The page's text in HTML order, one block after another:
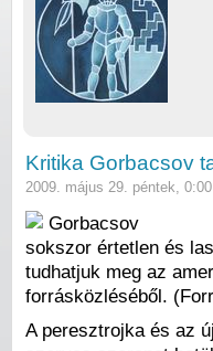
Kritika Gorbacsov
2009. május 29. péntek, 0:00
Gorbacsov
sokszor értetlen és
tudhatjuk meg az
forrásközléséből.
A peresztrojka és az